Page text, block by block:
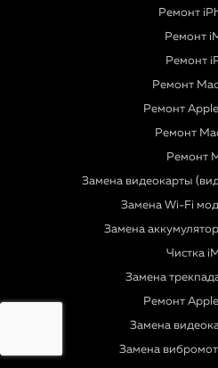
Ремонт
Ремонт
Ремонт
Ремонт
Ремонт
Ремонт
Ремонт
Замена видеокарты
Замена Wi-Fi
Замена
Чистка
Замена
Ремонт
Замена
Замена